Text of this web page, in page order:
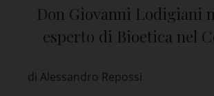
Don Giovanni Lodigiani
esperto di Bioetica nel
di Alessandro Repossi